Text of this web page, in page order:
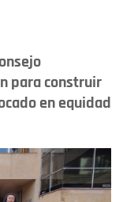
para construir
en equidad